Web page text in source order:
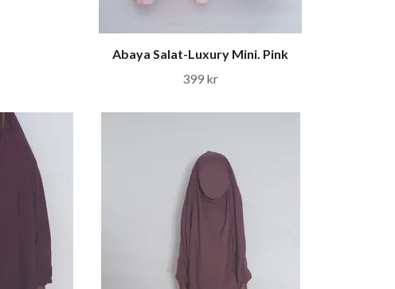
Abaya Salat-Luxury Mini. Pink
399 kr